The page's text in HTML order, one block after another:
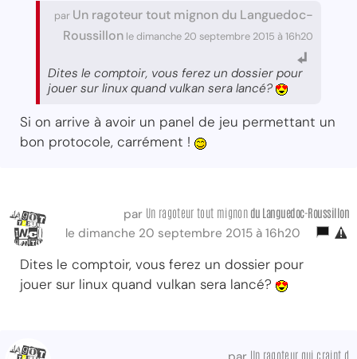
par Un ragoteur tout mignon du Languedoc-
Roussillon le dimanche 20 septembre 2015 à 16h20
Dites le comptoir, vous ferez un dossier pour
jouer sur linux quand vulkan sera lancé?
Si on arrive à avoir un panel de jeu permettant un
bon protocole, carrément !
par Un ragoteur tout mignon du Languedoc-Roussillon
le dimanche 20 septembre 2015 à 16h20
Dites le comptoir, vous ferez un dossier pour
jouer sur linux quand vulkan sera lancé?
Un ragoteur qui craint d